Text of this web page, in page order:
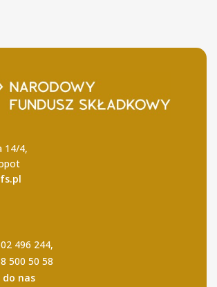
14/4,
496 244,
500 50 58
do nas